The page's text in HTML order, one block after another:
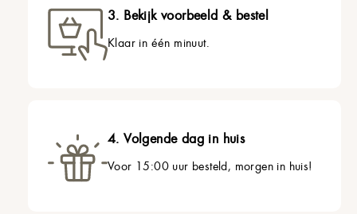
3. Bekijk voorbeeld & bestel
Klaar in één minuut.
4. Volgende dag in huis
Voor 15:00 uur besteld, morgen in huis!